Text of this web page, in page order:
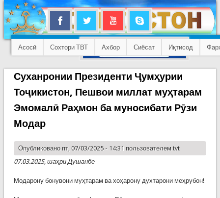
Асосӣ Сохтори ТВТ Ахбор Сиёсат Иқтисод
Суханронии Президенти Ҷумҳурии
Тоҷикистон, Пешвои миллат муҳтарам
Эмомалӣ Раҳмон ба муносибати Рӯзи
Модар
Опубликовано пт, 07/03/2025 - 14:31 пользователем tvt
07.03.2025, шаҳри Душанбе
Модарону бонувони муҳтарам ва хоҳарону духтарони меҳрубон!